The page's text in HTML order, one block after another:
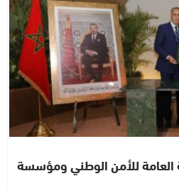
العامة للأمن الوطني ومؤسسة